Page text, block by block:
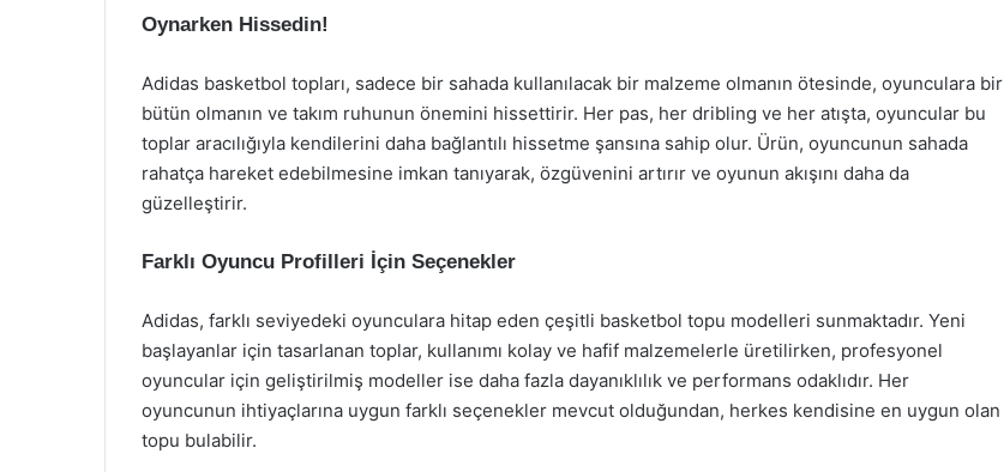
Oynarken Hissedin!
Adidas basketbol topları, sadece bir sahada kullanılacak bir malzeme olmanın ötesinde, oyunculara bir
bütün olmanın ve takım ruhunun önemini hissettirir. Her pas, her dribling ve her atışta, oyuncular bu
toplar aracılığıyla kendilerini daha bağlantılı hissetme şansına sahip olur. Ürün, oyuncunun sahada
rahatça hareket edebilmesine imkan tanıyarak, özgüvenini artırır ve oyunun akışını daha da
güzelleştirir.
Farklı Oyuncu Profilleri İçin Seçenekler
Adidas, farklı seviyedeki oyunculara hitap eden çeşitli basketbol topu modelleri sunmaktadır. Yeni
başlayanlar için tasarlanan toplar, kullanımı kolay ve hafif malzemelerle üretilirken, profesyonel
oyuncular için geliştirilmiş modeller ise daha fazla dayanıklılık ve performans odaklıdır. Her
oyuncunun ihtiyaçlarına uygun farklı seçenekler mevcut olduğundan, herkes kendisine en uygun olan
topu bulabilir.